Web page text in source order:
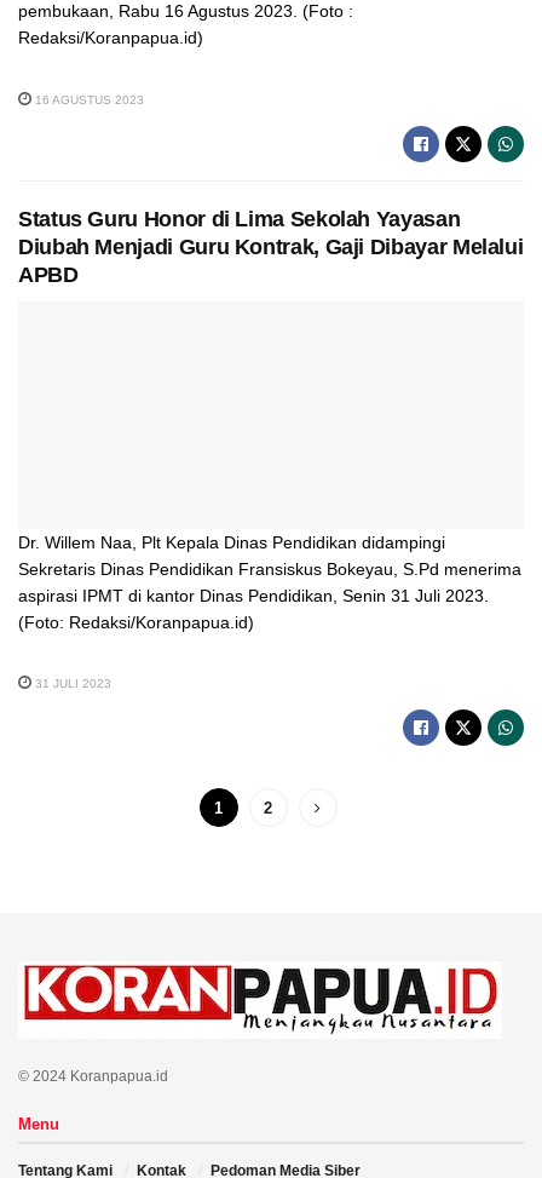
pembukaan, Rabu 16 Agustus 2023. (Foto :
Redaksi/Koranpapua.id)
16 AGUSTUS 2023
Status Guru Honor di Lima Sekolah Yayasan
Diubah Menjadi Guru Kontrak, Gaji Dibayar Melalui
APBD
Dr. Willem Naa, Plt Kepala Dinas Pendidikan didampingi
Sekretaris Dinas Pendidikan Fransiskus Bokeyau, S.Pd menerima
aspirasi IPMT di kantor Dinas Pendidikan, Senin 31 Juli 2023.
(Foto: Redaksi/Koranpapua.id)
31 JULI 2023
1 2
© 2024 Koranpapua.id
Menu
Tentang Kami Kontak Pedoman Media Siber